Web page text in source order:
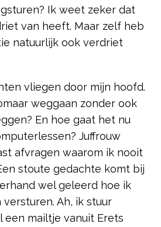
Ik weet zeker dat
van heeft. Maar zelf heb
natuurlijk ook verdriet
vliegen door mijn hoofd.
weggaan zonder ook
En hoe gaat het nu
Juffrouw
afvragen waarom ik nooit
stoute gedachte komt bij
wel geleerd hoe ik
Ah, ik stuur
een mailtje vanuit Erets